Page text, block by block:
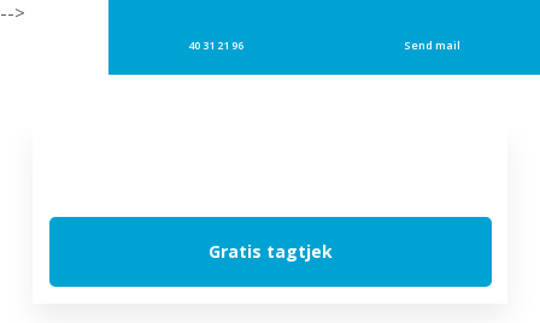
-->
40 31 21 96 Send mail
Gratis tagtjek